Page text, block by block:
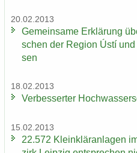
20.02.2013
Ge­mein­sa­me Er­klä­rung
schen der Re­gi­on Ústí
sen
18.02.2013
Ver­bes­ser­ter
15.02.2013
22.572 Klein­klär­an­la­gen